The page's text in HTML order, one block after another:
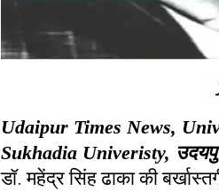
Udaipur Times News,
Sukhadia Univeristy,
डॉ.महेंद्र सिंह ढाका की